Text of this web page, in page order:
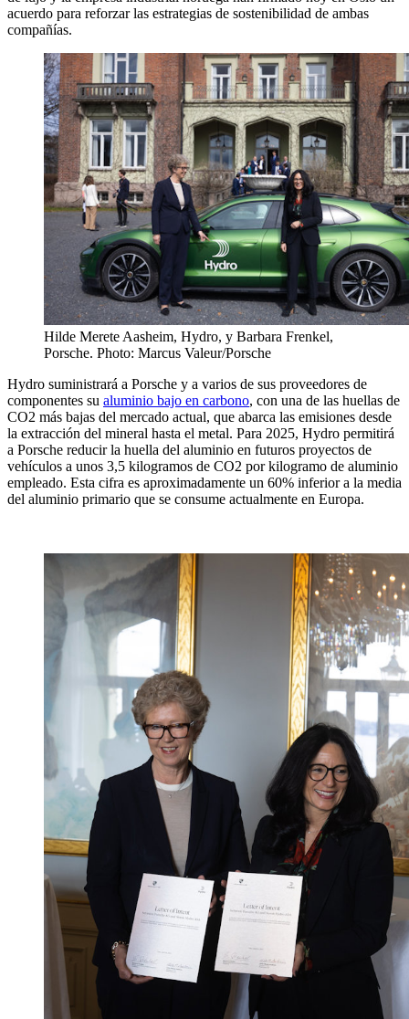
acuerdo para reforzar las estrategias de sostenibilidad de ambas
compañías.
Hilde Merete Aasheim, Hydro, y Barbara Frenkel,
Porsche. Photo: Marcus Valeur/Porsche
Hydro suministrará a Porsche y a varios de sus proveedores de
componentes su aluminio bajo en carbono, con una de las huellas de
CO2 más bajas del mercado actual, que abarca las emisiones desde
la extracción del mineral hasta el metal. Para 2025, Hydro permitirá
a Porsche reducir la huella del aluminio en futuros proyectos de
vehículos a unos 3,5 kilogramos de CO2 por kilogramo de aluminio
empleado. Esta cifra es aproximadamente un 60% inferior a la media
del aluminio primario que se consume actualmente en Europa.